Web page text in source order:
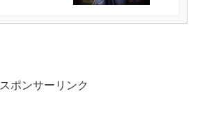
スポンサーリンク